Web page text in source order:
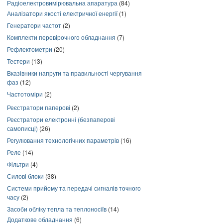
Радіоелектровимірювальна апаратура (84)
Аналізатори якості електричної енергії(1)
Генератори частот (2)
Комплекти перевірочного обладнання (7)
Рефлектометри (20)
Тестери (13)
Вказівники напруги та правильності чергування
фаз (12)
Частотоміри (2)
Реєстратори паперові (2)
Реєстратори електронні (безпаперові
самописці) (26)
Регулювання технологічних параметрів (16)
Реле (14)
Фільтри (4)
Силові блоки (38)
Системи прийому та передачі сигналів точного
часу (2)
Засоби обліку тепла та теплоносіїв (14)
Додаткове обладнання (6)